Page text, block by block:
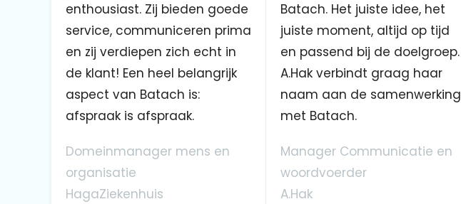
enthousiast. Zij bieden goede
service, communiceren prima
en zij verdiepen zich echt in
de klant! Een heel belangrijk
aspect van Batach is:
afspraak is afspraak.
Domeinmanager mens en
organisatie
HagaZiekenhuis
Batach. Het juiste idee, het
juiste moment, altijd op tijd
en passend bij de doelgroep.
A.Hak verbindt graag haar
naam aan de samenwerking
met Batach.
Manager Communicatie en
woordvoerder
A.Hak